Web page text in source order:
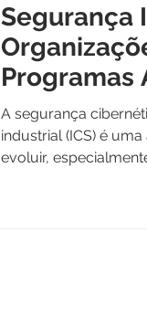
Segurança
Programas
A segurança
industrial (ICS) é
evoluir,